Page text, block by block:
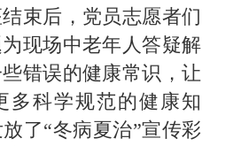
束后，党员志愿者们
现场中老年人答疑解
错误的健康常识，让
多科学规范的健康知
了“冬病夏治”宣传彩